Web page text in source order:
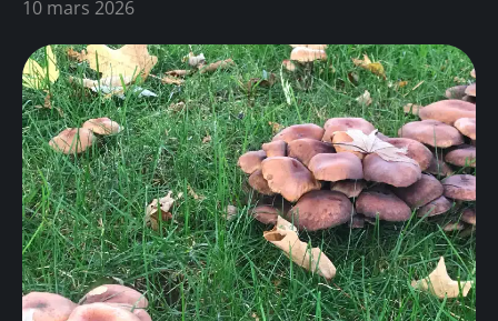
10 mars 2026